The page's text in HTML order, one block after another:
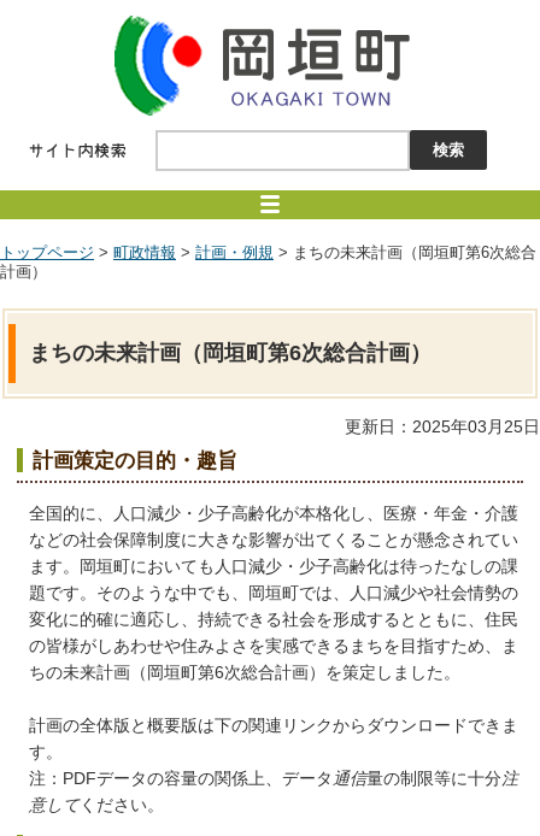
トップページ > 町政情報 > 計画・例規 > まちの未来計画（岡垣町第6次総合
計画）
まちの未来計画（岡垣町第6次総合計画）
更新日：2025年03月25日
計画策定の目的・趣旨
全国的に、人口減少・少子高齢化が本格化し、医療・年金・介護
などの社会保障制度に大きな影響が出てくることが懸念されてい
ます。岡垣町においても人口減少・少子高齢化は待ったなしの課
題です。そのような中でも、岡垣町では、人口減少や社会情勢の
変化に的確に適応し、持続できる社会を形成するとともに、住民
の皆様がしあわせや住みよさを実感できるまちを目指すため、ま
ちの未来計画（岡垣町第6次総合計画）を策定しました。
計画の全体版と概要版は下の関連リンクからダウンロードできま
す。
注：PDFデータの容量の関係上、データ通信量の制限等に十分注
意してください。